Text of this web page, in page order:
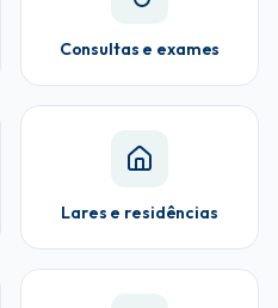
Consultas e exames
Lares e residências